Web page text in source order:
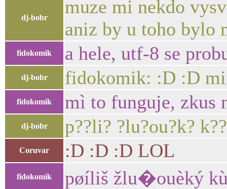
dj-bobr
muze mi nekdo
aniz by u toho bylo
fidokomik a hele, utf-8 se
dj-bobr fidokomik: :D :D
fidokomik mì to funguje, zkus
dj-bobr p??li? ?lu?ou?k?
Coruvar :D :D :D LOL
fidokomik pøíliš žlu�ouèký